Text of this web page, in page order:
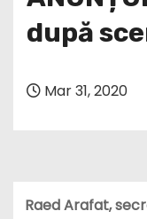
după
Mar 31, 2020
Raed Arafat,